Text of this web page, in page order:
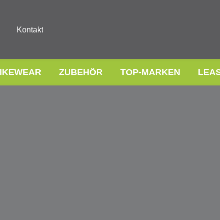
Kontakt
ZUBEHÖR TOP-MARKEN